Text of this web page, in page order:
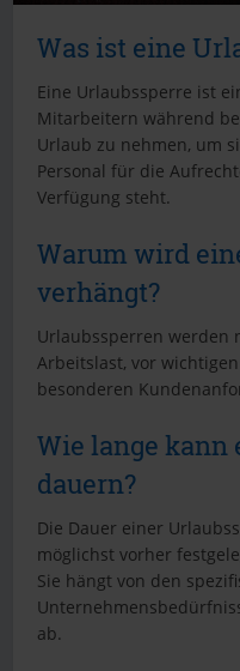
Was ist eine
Eine Urlaubssperre ist
Mitarbeitern während
Urlaub zu nehmen, um
Personal für die
Verfügung steht.
Warum wird
verhängt?
Urlaubssperren werden
Arbeitslast, vor
besonderen
Wie lange kann
dauern?
Die Dauer einer
möglichst vorher
Sie hängt von den
ab.